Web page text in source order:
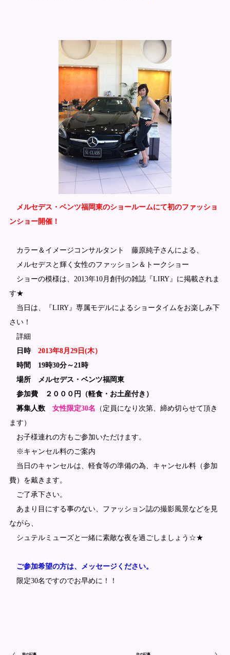
メルセデス・ベンツ福岡東のショールームにて初のファッショ
ンショー開催！
カラー＆イメージコンサルタント 藤原純子さんによる、
メルセデスと輝く女性のファッション＆トークショー
ショーの模様は、2013年10月創刊の雑誌『LIRY』に掲載されま
す★
当日は、『LIRY』専属モデルによるショータイムをお楽しみ下
さい！
詳細
日時 2013年8月29日(木）
時間 19時30分～21時
場所 メルセデス・ベンツ福岡東
参加費 ２０００円（軽食・お土産付き）
募集人数 女性限定30名 （定員になり次第、締め切らせて頂き
ます）
お子様連れの方もご参加いただけます。
※キャンセル料のご案内
当日のキャンセルは、軽食等の準備の為、キャンセル料（参加
費）を戴きます。
ご了承下さい。
あまり目にする事のない、ファッション誌の撮影風景などを見
ながら、
シュテルミューズと一緒に素敵な夜を過ごしましょう☆★
ご参加希望の方は、メッセージください。
限定30名ですのでお早めに！！